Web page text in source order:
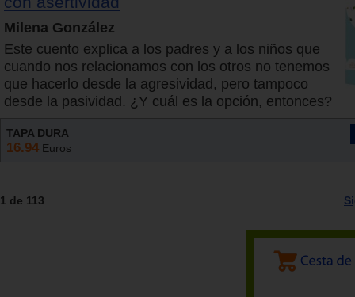
Milena González
Este cuento explica a los padres y a los niños que
cuando nos relacionamos con los otros no tenemos
que hacerlo desde la agresividad, pero tampoco
desde la pasividad. ¿Y cuál es la opción, entonces?
TAPA DURA
16.94 Euros
1 de 113